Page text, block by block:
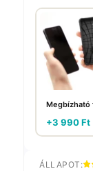
Megbízható
+3 990Ft
ÁLLAPOT: